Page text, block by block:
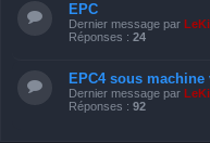
EPC
Dernier message par
Réponses : 24
EPC4 sous
Dernier message par
Réponses : 92